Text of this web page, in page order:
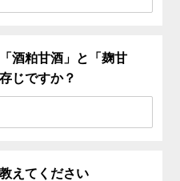
酒粕甘酒」と「麹甘
じですか？
えてください